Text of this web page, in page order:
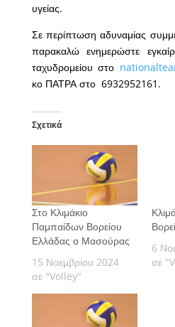
υγείας.
Σε περίπτωση αδυναμίας
παρακαλώ ενημερώστε
ταχυδρομείου στο
κο ΠΑΤΡΑ στο 6932952161.
Σχετικά
Στο Κλιμάκιο
Παμπαίδων Βορείου
Ελλάδας ο Μασούρας
15 Νοεμβρίου 2024
σε "Volley"
6
σε